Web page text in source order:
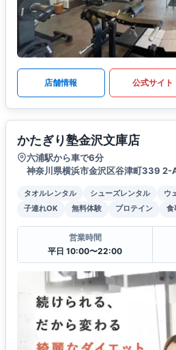
店舗情報 公式サイト
かたぎり塾金沢文庫店
六浦駅から車で6分
神奈川県横浜市金沢区谷津町339 2-
タオルレンタル シューズレンタル ウ
子連れOK
無料体験 プロテイン 食
営業時間
平日 10:00〜22:00